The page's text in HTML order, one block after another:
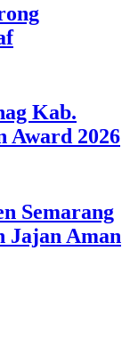
Kab.
Award 2026
Semarang
Jajan Aman